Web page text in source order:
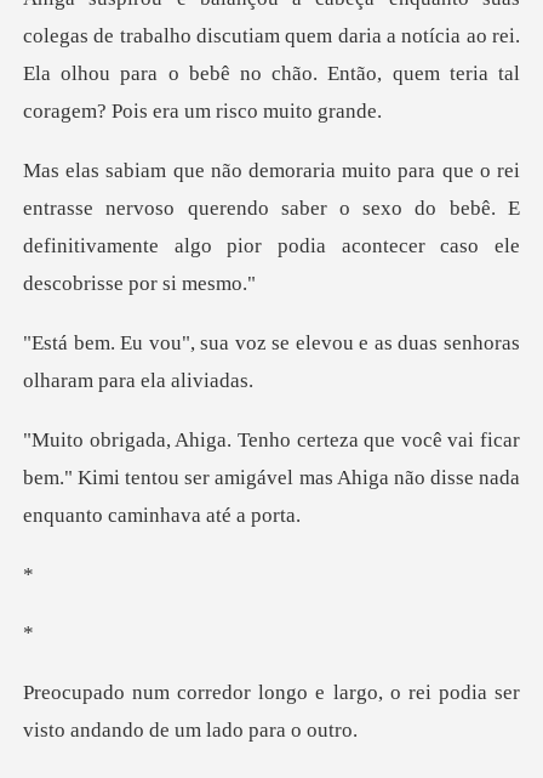
o discutiam quem daria a notícia ao rei.
Ela olhou para o bebê no c
sse nervoso querendo saber o sexo do bebê. E
definitivamente
se elevou e as duas senhoras
ai ficar
bem." Kimi tentou ser amigável mas Ahig
largo, o rei podia ser
visto a